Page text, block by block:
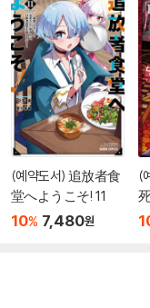
(예약도서) 追放者食
堂へようこそ! 11
10% 7,480원
(